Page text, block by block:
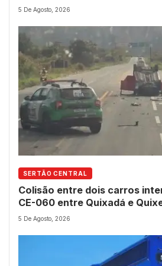
5 De Agosto, 2026
SERTÃO CENTRAL
Colisão entre dois carros
CE-060 entre Quixadá e
5 De Agosto, 2026